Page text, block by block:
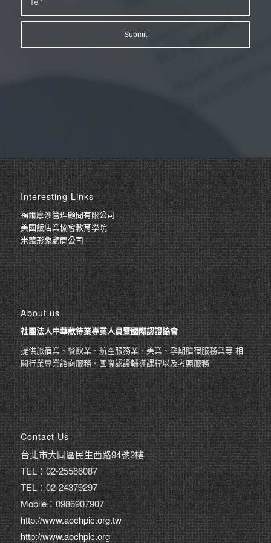
Interesting Links
福爾摩沙管理顧問有限公司
美國飯店業協會教育學院
米蘿形象顧問公司
About us
社團法人中華款待業專業人員暨國際認證協會
提供旅宿業、餐飲業、航空服務業、美業、孕期膳宿服務業等 相
關行業專業諮商服務、國際認證輔導課程以及考照服務
Contact Us
台北市大同區民生西路94號2樓
TEL：02-25566087
TEL：02-24379297
Mobile：0986907907
http://www.aochpic.org.tw
http://www.aochpic.org